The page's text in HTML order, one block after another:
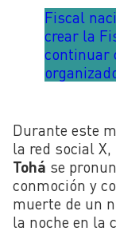
Fiscal
crear la
continuar
Durante este
la red social X,
Tohá se
conmoción y
muerte de un
la noche en la